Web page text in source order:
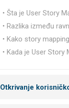
• Šta je User Story
• Razlika između
• Kako story
• Kada je User
Otkrivanje